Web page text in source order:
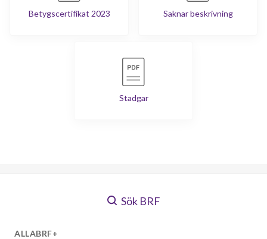
Betygscertifikat 2023 Saknar beskrivning
Stadgar
Sök BRF
ALLABRF+